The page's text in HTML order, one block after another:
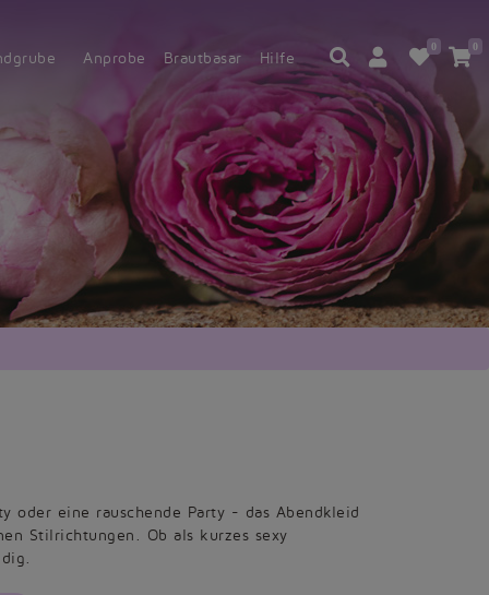
Anprobe Brautbasar Hilfe
0 0
oder eine rauschende Party - das Abendkleid
Stilrichtungen. Ob als kurzes sexy